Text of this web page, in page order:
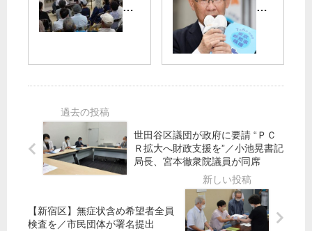
自
合
意
な
」
国
議
大
山
添
と
ざ
っ
ば
ら
知
】
宇
都
ん
じ
候
の
第
一
世田谷区議団が政府に要請 “ＰＣ
Ｒ拡大へ財政支援を”／小池晃書記
局長、宮本徹衆院議員が同席
【新宿区】無症状含め希望者全員
検査を／市民団体が署名提出